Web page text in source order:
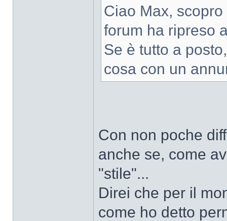
Ciao Max,
forum ha ripreso
Se è tutto a
cosa con un
Con non poche
anche se, come
"stile"...
Direi che per il
come ho detto